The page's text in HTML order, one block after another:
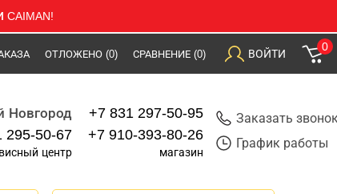
ОТЛОЖЕНО (0) СРАВНЕНИЕ (0) ВОЙТИ
0
Новгород
295-50-67
центр
+7 831 297-50-95
+7 910-393-80-26
магазин
Заказать звонок
График работы